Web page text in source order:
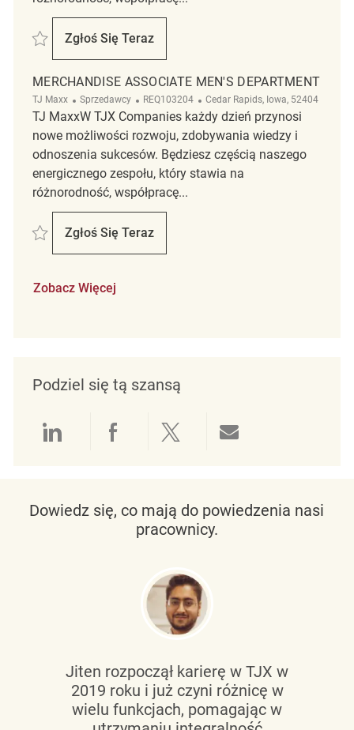
Zapisać Merchandise Associate REQ138741
Zgłoś Się Teraz
Merchandise Associate
MERCHANDISE ASSOCIATE MEN'S DEPARTMENT
TJ Maxx Kategoria
Sprzedawcy ReqId
REQ103204 Lokalizacja
Cedar Rapids, Iowa, 52404
TJ MaxxW TJX Companies każdy dzień przynosi
nowe możliwości rozwoju, zdobywania wiedzy i
odnoszenia sukcesów. Będziesz częścią naszego
energicznego zespołu, który stawia na
różnorodność, współpracę...
Zapisać Merchandise Associate Men's Department REQ103204
Zgłoś Się Teraz
Merchandise Associate Men's Department
Zobacz Więcej
Podziel się tą szansą
Udostępnianie przez LinkedIn
Udostępnianie przez
Udostępnij przez
Dowiedz się, co mają do powiedzenia nasi
pracownicy.
Jiten rozpoczął karierę w TJX w
2019 roku i już czyni różnicę w
wielu funkcjach, pomagając w